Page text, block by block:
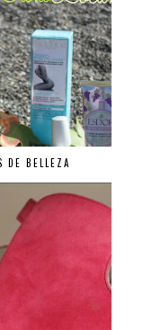
DE BELLEZA